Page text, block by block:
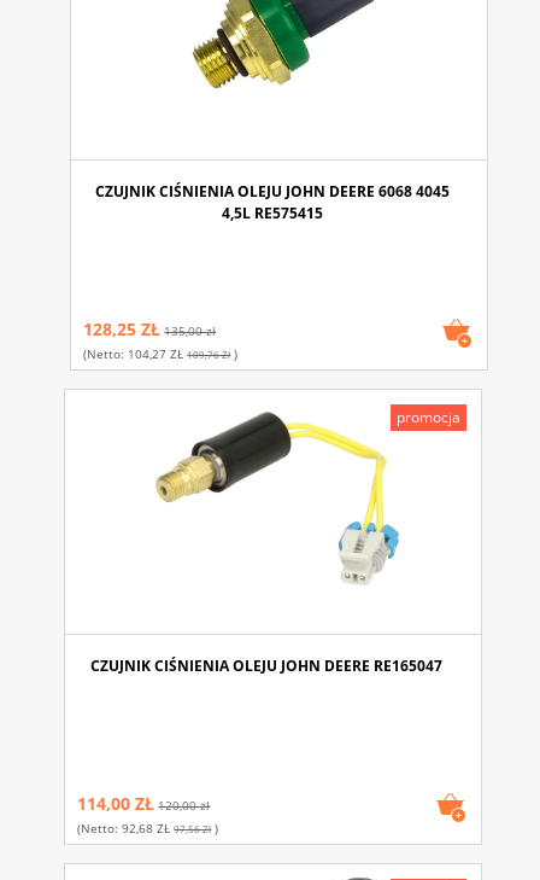
CZUJNIK CIŚNIENIA OLEJU JOHN DEERE 6068 4045
4,5L RE575415
128,25 ZŁ 135,00 zł
(netto: 104,27 ZŁ 109,76 Zł)
CZUJNIK CIŚNIENIA OLEJU JOHN DEERE RE165047
114,00 ZŁ 120,00 zł
(netto:92,68 ZŁ 97,56 Zł)
promocja